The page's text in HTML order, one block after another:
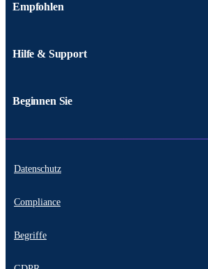
Empfohlen
Hilfe & Support
Beginnen Sie
Datenschutz
Compliance
Begriffe